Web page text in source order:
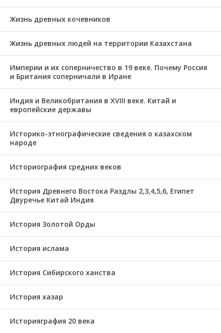
Жизнь древных кочевников
Жизнь древных людей на территории Казахстана
Империи и их соперничество в 19 веке. Почему Россия
и Британия соперничали в Иране
Индия и Великобритания в XVIII веке. Китай и
европейские державы
Историко-этнографические сведения о казахском
народе
Историография средних веков
История Древнего Востока Раздлы 2,3,4,5,6, Египет
Двуречье Китай Индия
История Золотой Орды
История ислама
История Сибирского ханства
История хазар
Историяграфия 20 века